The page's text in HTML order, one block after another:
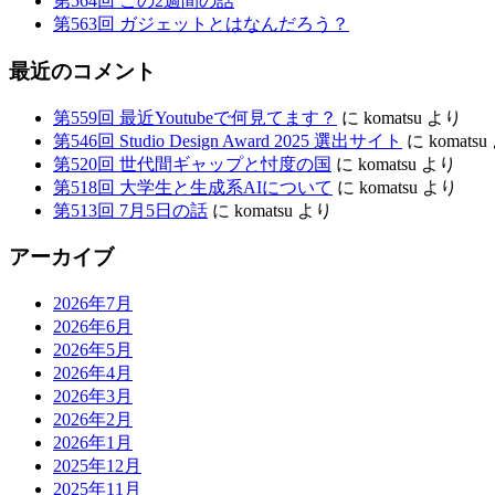
第563回 ガジェットとはなんだろう？
最近のコメント
第559回 最近Youtubeで何見てます？ に komatsu より
第546回 Studio Design Award 2025 選出サイト に komatsu
第520回 世代間ギャップと忖度の国 に komatsu より
第518回 大学生と生成系AIについて に komatsu より
第513回 7月5日の話 に komatsu より
アーカイブ
2026年7月
2026年6月
2026年5月
2026年4月
2026年3月
2026年2月
2026年1月
2025年12月
2025年11月